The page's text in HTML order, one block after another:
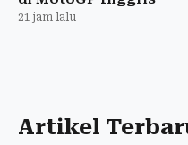
21 jam lalu
Artikel